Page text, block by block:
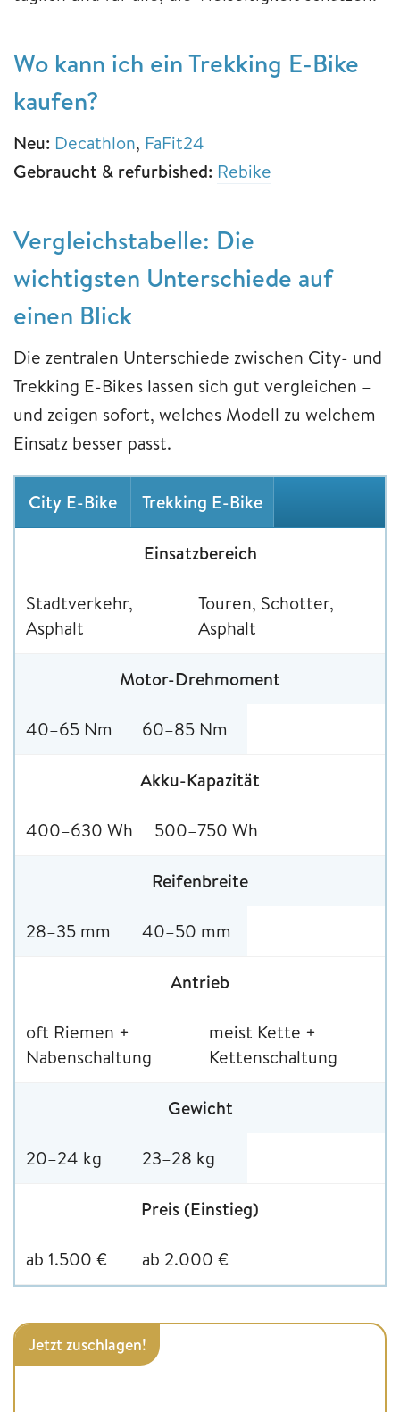
Wo kann ich ein Trekking E-Bike
kaufen?
Neu: Decathlon, FaFit24
Gebraucht & refurbished: Rebike
Vergleichstabelle: Die
wichtigsten Unterschiede auf
einen Blick
Die zentralen Unterschiede zwischen City- und
Trekking E-Bikes lassen sich gut vergleichen –
und zeigen sofort, welches Modell zu welchem
Einsatz besser passt.
City E-Bike Trekking E-Bike
Einsatzbereich
Stadtverkehr,
Asphalt
Touren, Schotter,
Asphalt
Motor-Drehmoment
40–65 Nm 60–85 Nm
Akku-Kapazität
400–630 Wh 500–750 Wh
Reifenbreite
28–35 mm 40–50 mm
Antrieb
oft Riemen +
Nabenschaltung
meist Kette +
Kettenschaltung
Gewicht
20–24 kg 23–28 kg
Preis (Einstieg)
ab 1.500 € ab 2.000 €
Jetzt zuschlagen!